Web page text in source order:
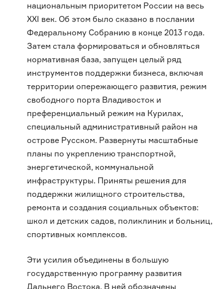
национальным приоритетом России на весь
XXI век. Об этом было сказано в послании
Федеральному Собранию в конце 2013 года.
Затем стала формироваться и обновляться
нормативная база, запущен целый ряд
инструментов поддержки бизнеса, включая
территории опережающего развития, режим
свободного порта Владивосток и
преференциальный режим на Курилах,
специальный административный район на
острове Русском. Развернуты масштабные
планы по укреплению транспортной,
энергетической, коммунальной
инфраструктуры. Приняты решения для
поддержки жилищного строительства,
ремонта и создания социальных объектов:
школ и детских садов, поликлиник и больниц,
спортивных комплексов.
Эти усилия объединены в большую
государственную программу развития
Дальнего Востока. В ней обозначены